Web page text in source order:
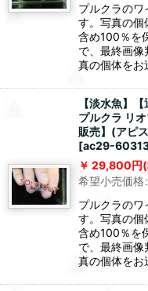
プルクラの
す。写真の個
含め100％を
で、最終画
真の個体を
【淡水魚】
プルクラ リ
販売】(アピ
[ac29-
29,800円
希望小売価格:
プルクラの
す。写真の個
含め100％を
で、最終画
真の個体を